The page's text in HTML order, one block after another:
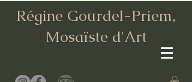
Régine Gourdel-Priem,
Mosaïste d'Art